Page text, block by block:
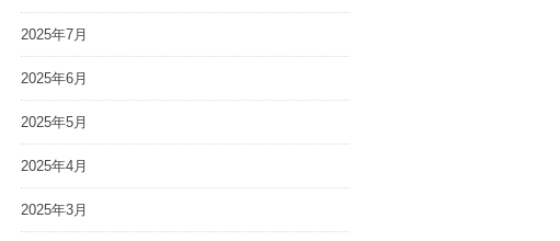
2025年7月
2025年6月
2025年5月
2025年4月
2025年3月